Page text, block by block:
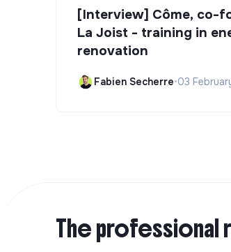
[Interview] Côme, co-
La Joist - training in
renovation
Fabien Secherre•03
The professional